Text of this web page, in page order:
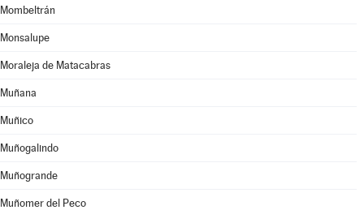
Mombeltrán
Monsalupe
Moraleja de Matacabras
Muñana
Muñico
Muñogalindo
Muñogrande
Muñomer del Peco